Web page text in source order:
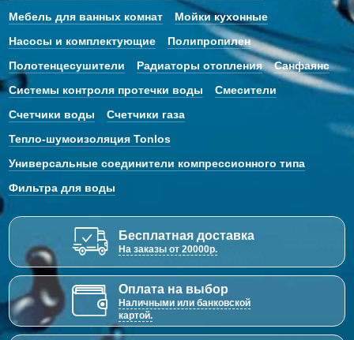
Мебель для ванных комнат
Мойки кухонные
Насосы и комплектующие
Полипропилен
Полотенцесушители
Радиаторы отопления
Санфаянс
Системы контроля протечки воды
Смесители
Счетчики воды
Счетчики газа
Тепло-шумоизоляция Tonlos
Универсальные соединители компрессионного типа
Фильтра для воды
Бесплатная доставка
На заказы от 20000р.
Оплата на выбор
Наличными или банковской
картой.